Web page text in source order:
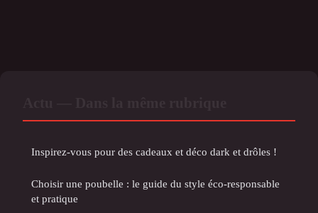
Inspirez-vous pour des cadeaux et déco dark et drôles !
Choisir une poubelle : le guide du style éco-responsable
et pratique